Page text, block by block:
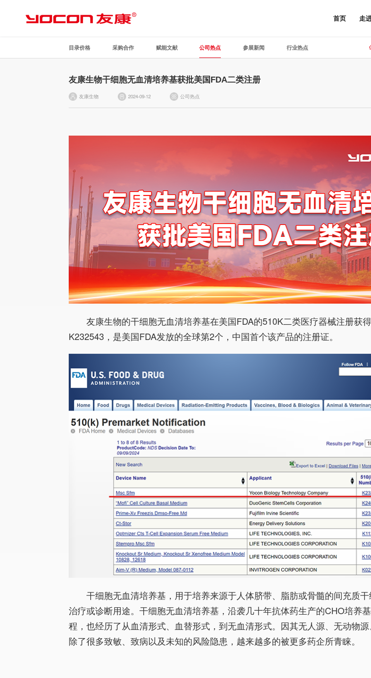
首页 走
目录价格 采购合作 赋能文献 公司热点 参展新闻 行业热点
友康生物干细胞无血清培养基获批美国FDA二类注册
友康生物 2024-09-12 公司热点
友康生物的干细胞无血清培养基在美国FDA的510K二类医疗器械注册获
K232543，是美国FDA发放的全球第2个，中国首个该产品的注册证。
干细胞无血清培养基，用于培养来源于人体脐带、脂肪或骨髓的间充质
治疗或诊断用途。干细胞无血清培养基，沿袭几十年抗体药生产的CHO培养
程，也经历了从血清形式、血替形式，到无血清形式。因其无人源、无动物
除了很多致敏、致病以及未知的风险隐患，越来越多的被更多药企所青睐。